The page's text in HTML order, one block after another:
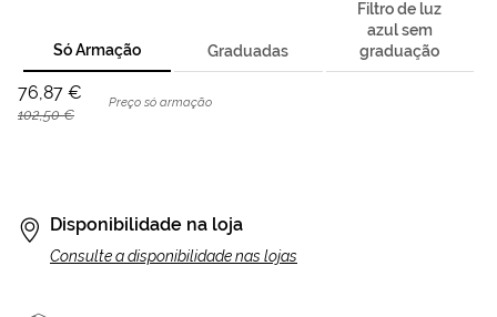
Só Armação
76,87 €
102,50 €
Preço só armação
Graduadas
Filtro de luz
azul sem
graduação
Disponibilidade na loja
Consulte a disponibilidade nas lojas